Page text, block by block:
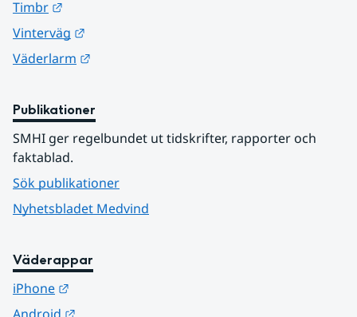
Timbr
Vinterväg
Väderlarm
Publikationer
SMHI ger regelbundet ut tidskrifter, rapporter och
faktablad.
Sök publikationer
Nyhetsbladet Medvind
Väderappar
iPhone